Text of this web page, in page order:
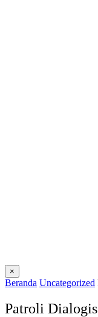
×
Beranda Uncategorized
Patroli Dialogis